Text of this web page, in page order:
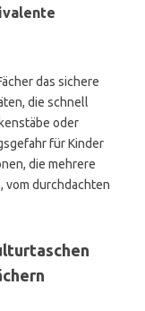
das sichere
die schnell
oder
für Kinder
die mehrere
vom durchdachten